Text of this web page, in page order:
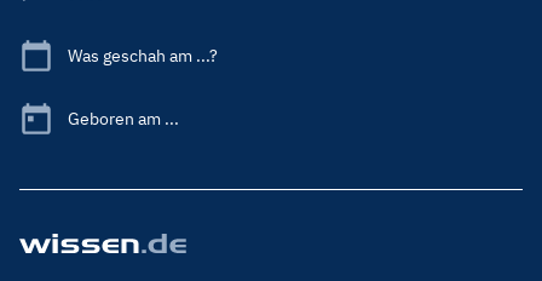
Was geschah am ...?
Geboren am ...